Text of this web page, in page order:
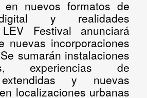
en nuevos formatos de
y realidades
LEV Festival anunciará
nuevas incorporaciones
sumarán instalaciones
experiencias de
y nuevas
localizaciones urbanas